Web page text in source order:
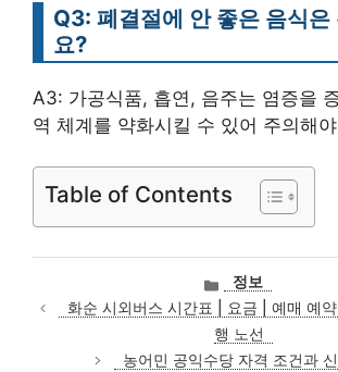
Q3: 폐결절에 안 좋은 음식은
요?
A3: 가공식품, 흡연, 음주는 염증을
역 체계를 약화시킬 수 있어 주의해
Table of Contents
카
테
고
리
정보
화순 시외버스 시간표 | 요금 | 예매 예
행 노선
농어민 공익수당 자격 조건과